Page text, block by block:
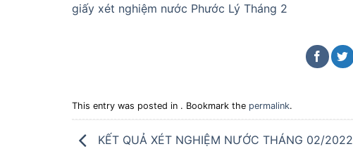
giấy xét nghiệm nước Phước Lý Tháng 2
This entry was posted in . Bookmark the permalink.
KẾT QUẢ XÉT NGHIỆM NƯỚC THÁNG 02/2022